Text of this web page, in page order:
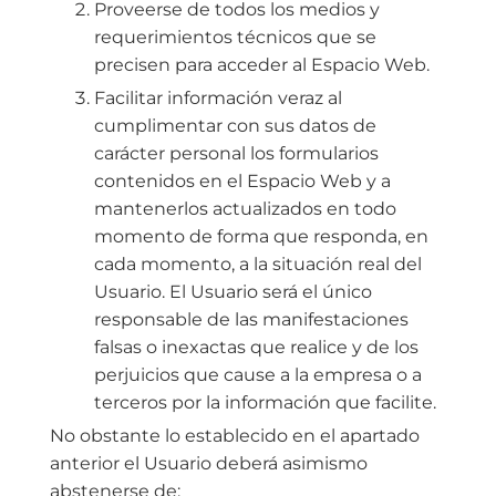
Proveerse de todos los medios y
requerimientos técnicos que se
precisen para acceder al Espacio Web.
Facilitar información veraz al
cumplimentar con sus datos de
carácter personal los formularios
contenidos en el Espacio Web y a
mantenerlos actualizados en todo
momento de forma que responda, en
cada momento, a la situación real del
Usuario. El Usuario será el único
responsable de las manifestaciones
falsas o inexactas que realice y de los
perjuicios que cause a la empresa o a
terceros por la información que facilite.
No obstante lo establecido en el apartado
anterior el Usuario deberá asimismo
abstenerse de: